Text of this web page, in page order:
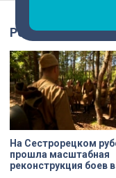
Репортаж
На Сестрорецком
прошла масштабная
реконструкция боев